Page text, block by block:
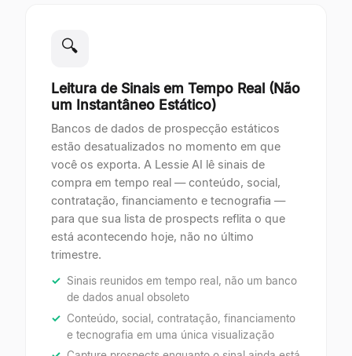
🔍
Leitura de Sinais em Tempo Real (Não
um Instantâneo Estático)
Bancos de dados de prospecção estáticos
estão desatualizados no momento em que
você os exporta. A Lessie AI lê sinais de
compra em tempo real — conteúdo, social,
contratação, financiamento e tecnografia —
para que sua lista de prospects reflita o que
está acontecendo hoje, não no último
trimestre.
Sinais reunidos em tempo real, não um banco
de dados anual obsoleto
Conteúdo, social, contratação, financiamento
e tecnografia em uma única visualização